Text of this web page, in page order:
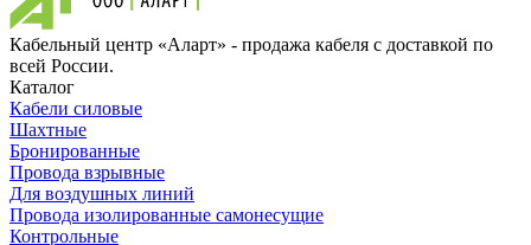
Кабельный центр «Аларт» - продажа кабеля с доставкой по
всей России.
Каталог
Кабели силовые
Шахтные
Бронированные
Провода взрывные
Для воздушных линий
Провода изолированные самонесущие
Контрольные